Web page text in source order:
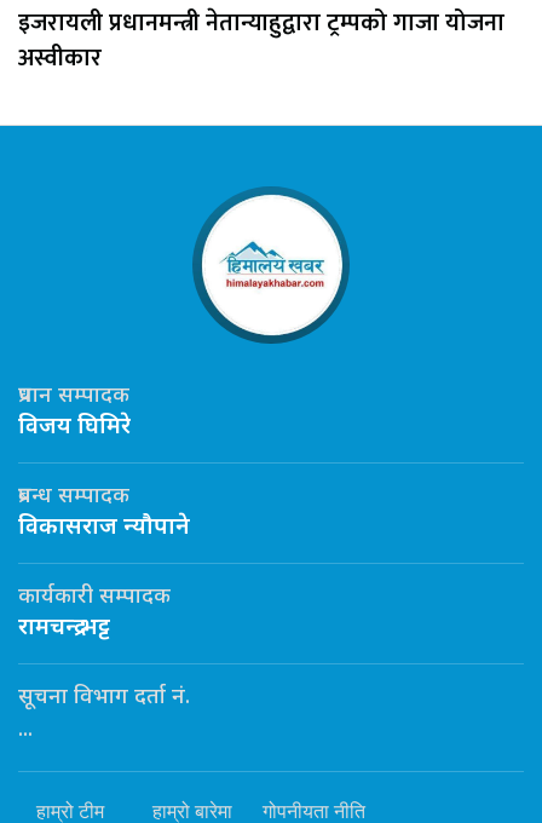
इजरायली प्रधानमन्त्री नेतान्याहुद्वारा ट्रम्पको गाजा योजना
अस्वीकार
प्रधान सम्पादक
विजय घिमिरे
प्रबन्ध सम्पादक
विकासराज न्यौपाने
कार्यकारी सम्पादक
रामचन्द्र भट्ट
सूचना विभाग दर्ता नं.
...
हाम्रो टीम हाम्रो बारेमा गोपनीयता नीति